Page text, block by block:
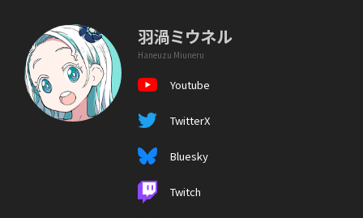
羽渦ミウネル
Haneuzu Miuneru
Youtube
TwitterX
Bluesky
Twitch